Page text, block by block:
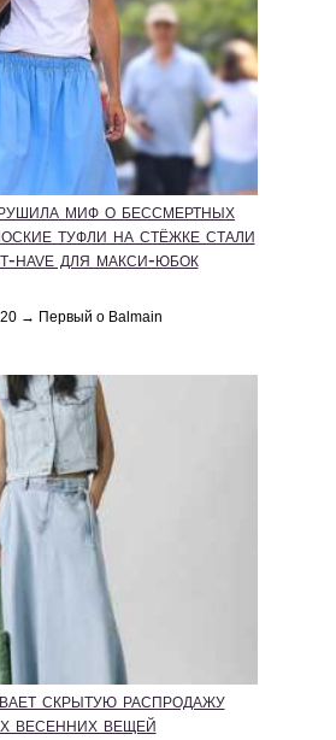
миф о бессмертных
туфли на стёжке стали
have для макси-юбок
→ Первый о Balmain
скрытую распродажу
весенних вещей